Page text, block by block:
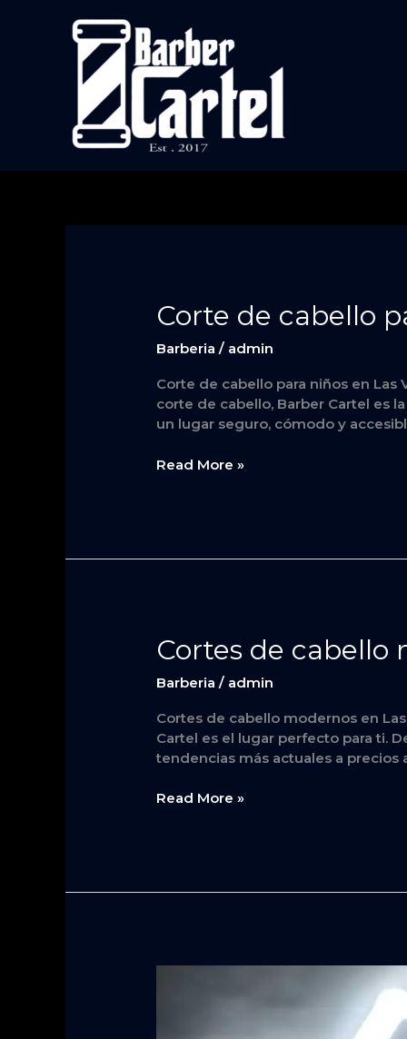
Corte de cabello
Barberia / admin
Corte de cabello para niños en Las
corte de cabello, Barber Cartel es
un lugar seguro, cómodo y
Corte
de
cabello
niños
en
Las
Read More »
Cortes de cabello
Barberia / admin
Cortes de cabello modernos en
Cartel es el lugar perfecto para ti.
tendencias más actuales a
Cortes
de
cabello
en
Las
Vegas
Read More »